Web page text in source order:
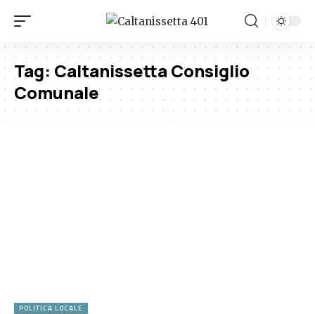
Tag: Caltanissetta Consiglio
Comunale
POLITICA LOCALE